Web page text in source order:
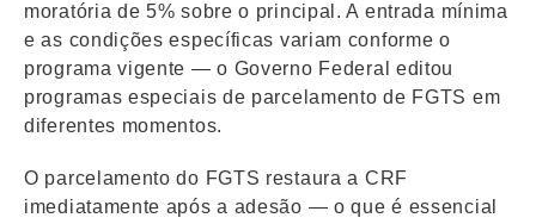
moratória de 5% sobre o principal. A entrada mínima
e as condições específicas variam conforme o
programa vigente — o Governo Federal editou
programas especiais de parcelamento de FGTS em
diferentes momentos.
O parcelamento do FGTS restaura a CRF
imediatamente após a adesão — o que é essencial